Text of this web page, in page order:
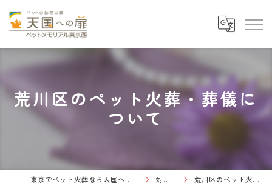
荒川区のペット火葬・葬儀に
ついて
東京でペット火葬なら天国への扉 ペットメモリアル東京西 対応エリア 荒川区のペット火葬・葬儀について